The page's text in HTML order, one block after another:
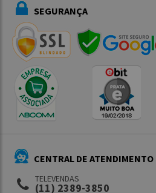
SEGURANÇA
CENTRAL DE ATENDIMENTO
TELEVENDAS
(11) 2389-3850